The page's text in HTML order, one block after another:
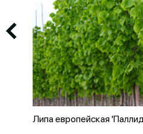
Липа европейская